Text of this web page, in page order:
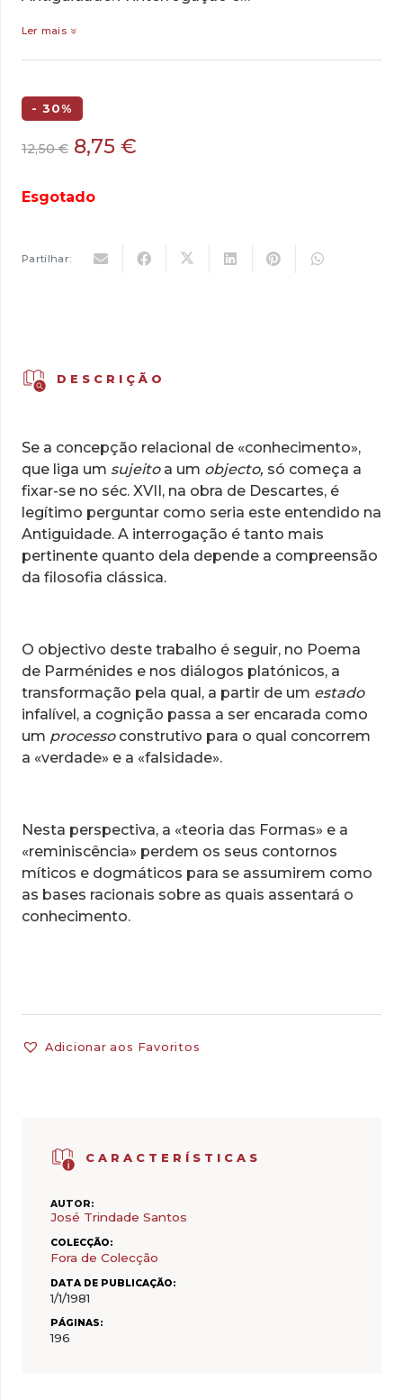
Ler mais
- 30%
12,50€ O
original
8,75 €
Esgotado
Partilhar:
CARACTERÍSTICAS
AUTOR:
José Trindade Santos
COLECÇÃO:
Fora de Colecção
DATA DE PUBLICAÇÃO:
1/1/1981
PÁGINAS:
196
DESCRIÇÃO
Se a concepção relacional de «conhecimento»,
que liga um sujeitoa um objecto, só começa a
fixar-se no séc. XVII, na obra de Descartes, é
legítimo perguntar como seria este entendido na
Antiguidade. A interrogação é tanto mais
pertinente quanto dela depende a compreensão
da filosofia clássica.
O objectivo deste trabalho é seguir, no Poema
de Parménides e nos diálogos platónicos, a
transformação pela qual, a partir de um estado
infalível, a cognição passa a ser encarada como
um processoconstrutivo para o qual concorrem
a «verdade» e a «falsidade».
Nesta perspectiva, a «teoria das Formas» e a
«reminiscência» perdem os seus contornos
míticos e dogmáticos para se assumirem como
as bases racionais sobre as quais assentará o
conhecimento.
Adicionar aos Favoritos